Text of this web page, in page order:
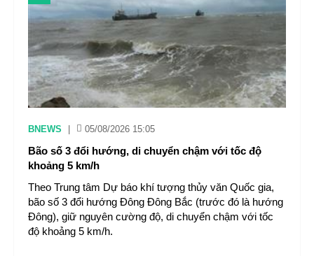
BNEWS 05/08/2026 15:05
Bão số 3 đổi hướng, di chuyển chậm với tốc độ
khoảng 5 km/h
Theo Trung tâm Dự báo khí tượng thủy văn Quốc gia,
bão số 3 đổi hướng Đông Đông Bắc (trước đó là hướng
Đông), giữ nguyên cường độ, di chuyển chậm với tốc
độ khoảng 5 km/h.